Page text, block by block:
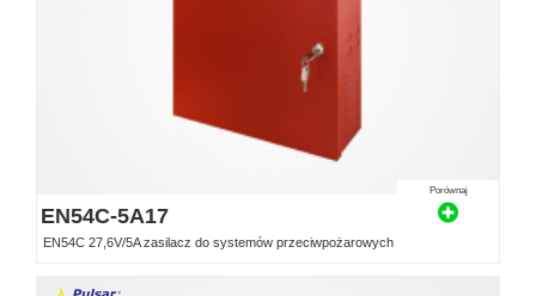
Porównaj
EN54C-5A17
EN54C 27,6V/5A zasilacz do systemów przeciwpożarowych